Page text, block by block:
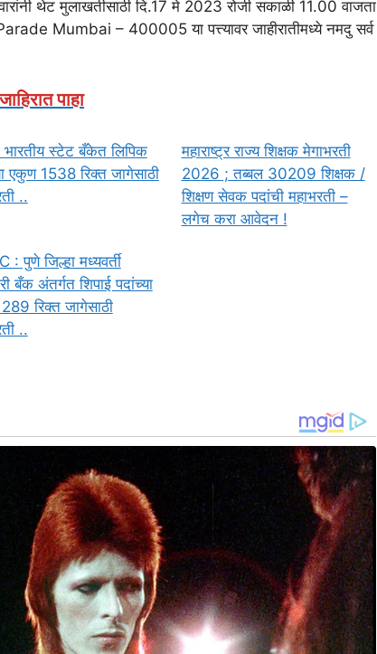
थेट मुलाखतीसाठी दि.17 मे 2023 रोजी सकाळी 11.00 वाजता
Mumbai – 400005 या पत्त्यावर जाहीरातीमध्ये नमदु सर्व
जाहिरात पाहा
स्टेट बँकेत लिपिक
एकुण 1538 रिक्त जागेसाठी
..
महाराष्ट्र राज्य शिक्षक मेगाभरती
2026 ; तब्बल 30209 शिक्षक /
शिक्षण सेवक पदांची महाभरती –
लगेच करा आवेदन !
: पुणे जिल्हा मध्यवर्ती
बँक अंतर्गत शिपाई पदांच्या
रिक्त जागेसाठी
..